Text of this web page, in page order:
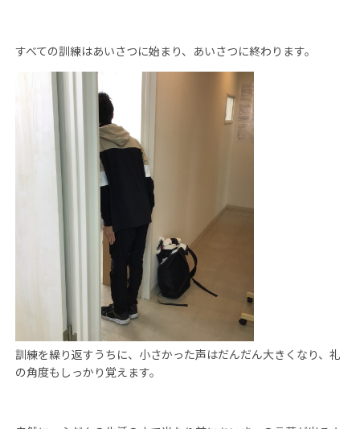
すべての訓練はあいさつに始まり、あいさつに終わります。
訓練を繰り返すうちに、小さかった声はだんだん大きくなり、礼
の角度もしっかり覚えます。